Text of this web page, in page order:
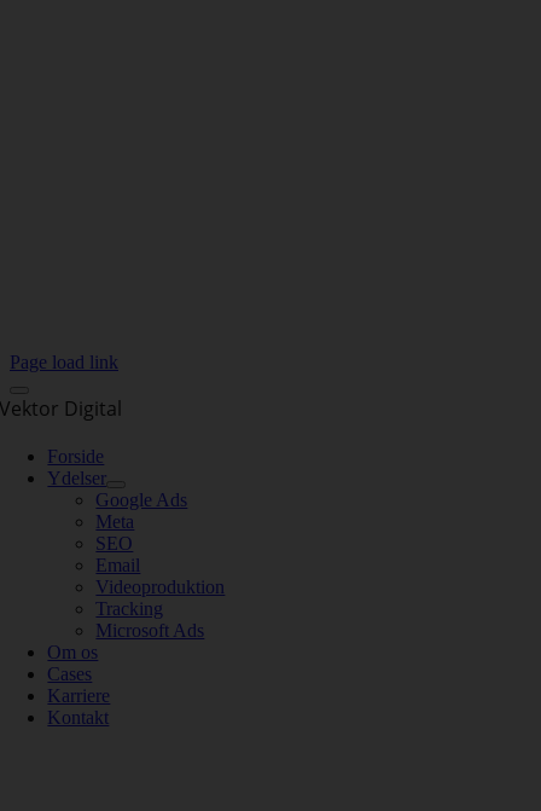
Page load link
Vektor Digital
Forside
Ydelser
Google Ads
Meta
SEO
Email
Videoproduktion
Tracking
Microsoft Ads
Om os
Cases
Karriere
Kontakt